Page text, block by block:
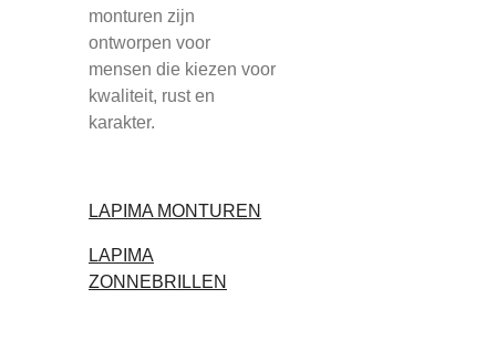
monturen zijn
ontworpen voor
mensen die kiezen voor
kwaliteit, rust en
karakter.
LAPIMA MONTUREN
LAPIMA
ZONNEBRILLEN